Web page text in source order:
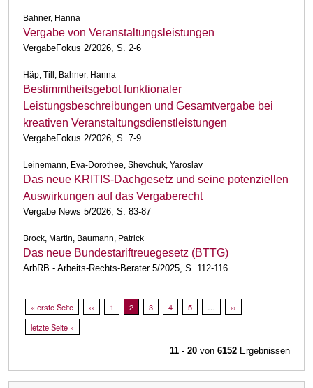
Bahner, Hanna
Vergabe von Veranstaltungsleistungen
VergabeFokus 2/2026, S. 2-6
Häp, Till, Bahner, Hanna
Bestimmtheitsgebot funktionaler
Leistungsbeschreibungen und Gesamtvergabe bei
kreativen Veranstaltungsdienstleistungen
VergabeFokus 2/2026, S. 7-9
Leinemann, Eva-Dorothee, Shevchuk, Yaroslav
Das neue KRITIS-Dachgesetz und seine potenziellen
Auswirkungen auf das Vergaberecht
Vergabe News 5/2026, S. 83-87
Brock, Martin, Baumann, Patrick
Das neue Bundestariftreuegesetz (BTTG)
ArbRB - Arbeits-Rechts-Berater 5/2025, S. 112-116
Seitennummerierung
Erste Seite
« erste Seite Vorherige Seite
‹‹ Page
1 Aktuelle Seite
2 Page
3 Page
4 Page
5 … Nächste Seite
››
Letzte Seite
letzte Seite »
11 - 20 von 6152 Ergebnissen